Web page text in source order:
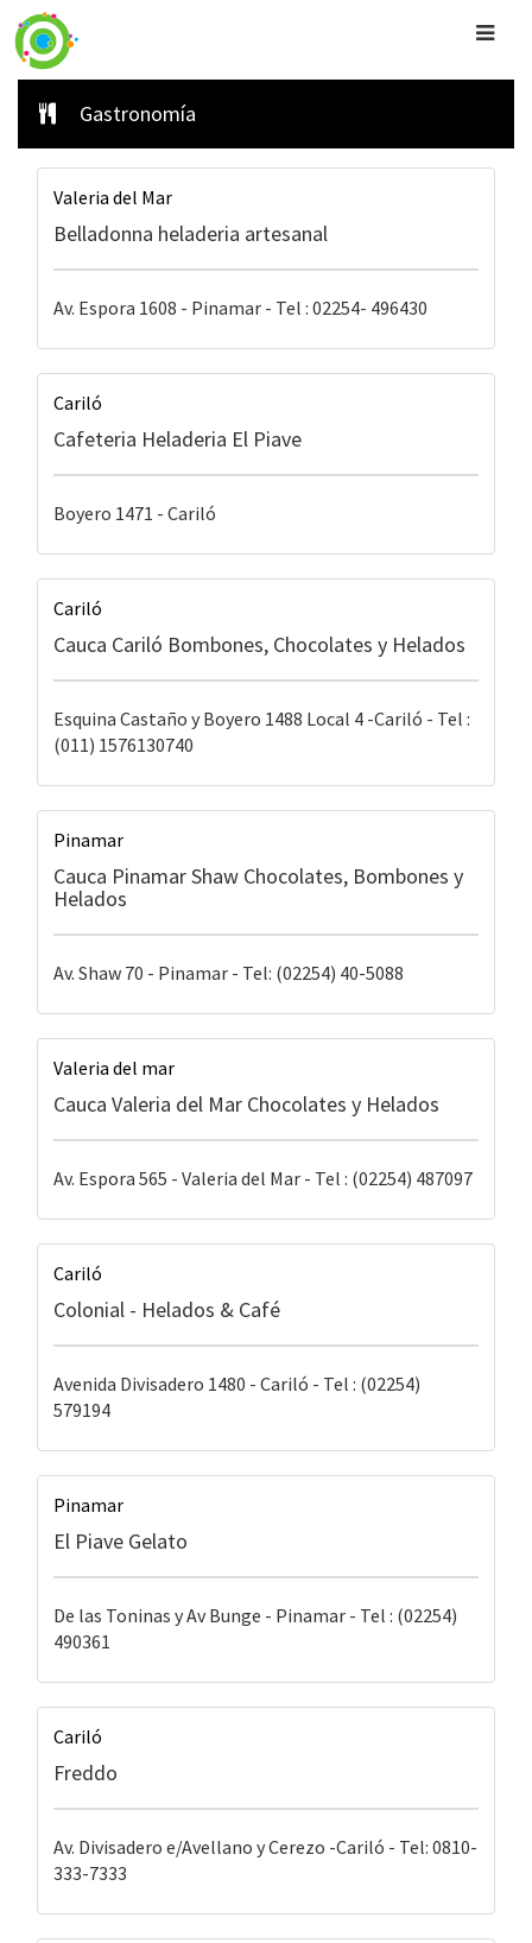
Gastronomía
Valeria del Mar
Belladonna heladeria artesanal
Av. Espora 1608 - Pinamar - Tel : 02254- 496430
Cariló
Cafeteria Heladeria El Piave
Boyero 1471 - Cariló
Cariló
Cauca Cariló Bombones, Chocolates y Helados
Esquina Castaño y Boyero 1488 Local 4 -Cariló - Tel :
(011) 1576130740
Pinamar
Cauca Pinamar Shaw Chocolates, Bombones y
Helados
Av. Shaw 70 - Pinamar - Tel: (02254) 40-5088
Valeria del mar
Cauca Valeria del Mar Chocolates y Helados
Av. Espora 565 - Valeria del Mar - Tel : (02254) 487097
Cariló
Colonial - Helados & Café
Avenida Divisadero 1480 - Cariló - Tel : (02254)
579194
Pinamar
El Piave Gelato
De las Toninas y Av Bunge - Pinamar - Tel : (02254)
490361
Cariló
Freddo
Av. Divisadero e/Avellano y Cerezo -Cariló - Tel: 0810-
333-7333